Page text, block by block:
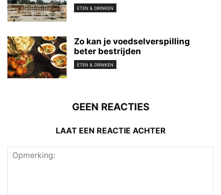
ETEN & DRINKEN
Zo kan je voedselverspilling
beter bestrijden
ETEN & DRINKEN
GEEN REACTIES
LAAT EEN REACTIE ACHTER